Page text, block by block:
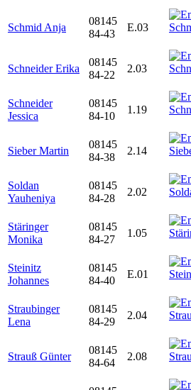
Schmid Anja
08145
84-43
E.03
Schneider Erika
08145
84-22
2.03
Schneider
Jessica
08145
84-10
1.19
Sieber Martin
08145
84-38
2.14
Soldan
Yauheniya
08145
84-28
2.02
Stäringer
Monika
08145
84-27
1.05
Steinitz
Johannes
08145
84-40
E.01
Straubinger
Lena
08145
84-29
2.04
Strauß Günter
08145
84-64
2.08